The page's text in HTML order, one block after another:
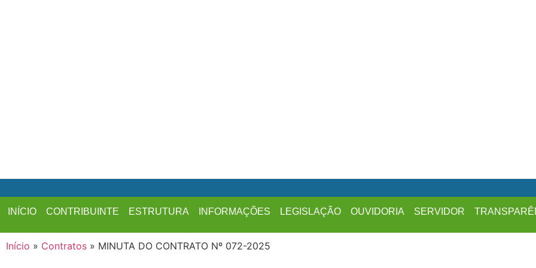
INÍCIO CONTRIBUINTE ESTRUTURA INFORMAÇÕES LEGISLAÇÃO OUVIDORIA SERVIDOR
Início » Contratos » MINUTA DO CONTRATO Nº 072-2025